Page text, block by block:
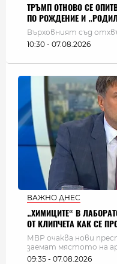
ТРЪМП ОТНОВО СЕ
ПО РОЖДЕНИЕ И
Върховният съд
10:30 - 07.08.2026
ВАЖНО ДНЕС
„ХИМИЦИТЕ“ В
ОТ КЛИПЧЕТА КАК СЕ
МВР очаква нови
заемат мястото на
09:35 - 07.08.2026